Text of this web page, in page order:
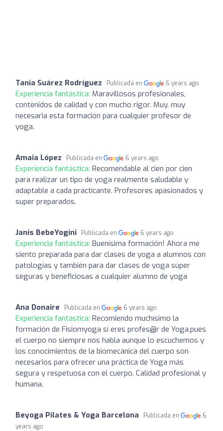
Tania Suárez Rodríguez Publicada en 6 years ago
Experiencia fantástica: Maravillosos profesionales,
contenidos de calidad y con mucho rigor. Muy, muy
necesaria esta formación para cualquier profesor de
yoga.
Amaia López Publicada en 6 years ago
Experiencia fantástica: Recomendable al cien por cien
para realizar un tipo de yoga realmente saludable y
adaptable a cada practicante. Profesores apasionados y
super preparados.
Janis BebeYogini Publicada en 6 years ago
Experiencia fantástica: Buenísima formación! Ahora me
siento preparada para dar clases de yoga a alumnos con
patologías y también para dar clases de yoga súper
seguras y beneficiosas a cualquier alumno de yoga
Ana Donaire Publicada en 6 years ago
Experiencia fantástica: Recomiendo muchísimo la
formación de Fisiomyoga si eres profes@r de Yoga,pues
el cuerpo no siempre nos habla aunque lo escuchemos y
los conocimientos de la biomecánica del cuerpo son
necesarios para ofrecer una práctica de Yoga más
segura y respetuosa con el cuerpo. Calidad profesional y
humana.
Beyoga Pilates & Yoga Barcelona Publicada en
6
years ago